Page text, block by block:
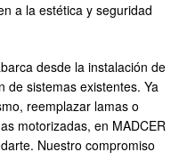
a la estética y seguridad
desde la instalación de
de sistemas existentes. Ya
reemplazar lamas o
motorizadas, en MADCER
Nuestro compromiso